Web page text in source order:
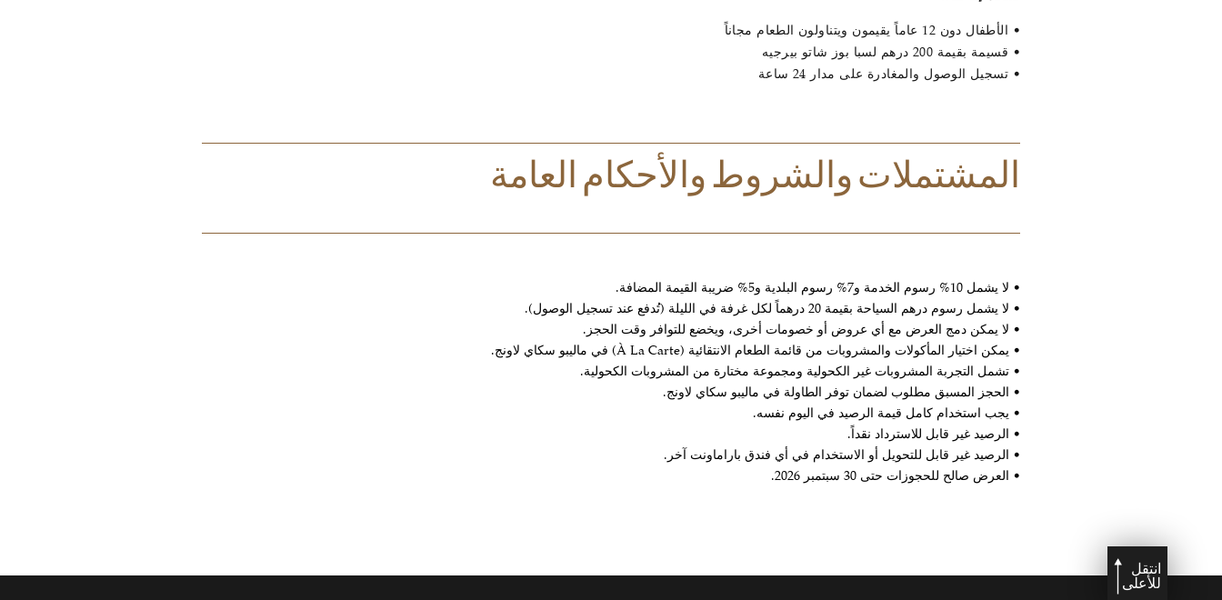
• الأطفال دون 12 عاماً يقيمون ويتناولون الطعام مجاناً
• قسيمة بقيمة 200 درهم لسبا بوز شاتو بيرجيه
• تسجيل الوصول والمغادرة على مدار 24 ساعة
المشتملات والشروط والأحكام العامة
• لا يشمل 10% رسوم الخدمة و7% رسوم البلدية و5% ضريبة القيمة المضافة.
• لا يشمل رسوم درهم السياحة بقيمة 20 درهماً لكل غرفة في الليلة (تُدفع عند تسجيل الوصول).
• لا يمكن دمج العرض مع أي عروض أو خصومات أخرى، ويخضع للتوافر وقت الحجز.
• يمكن اختيار المأكولات والمشروبات من قائمة الطعام الانتقائية (À La Carte) في ماليبو سكاي لاونج.
• تشمل التجربة المشروبات غير الكحولية ومجموعة مختارة من المشروبات الكحولية.
• الحجز المسبق مطلوب لضمان توفر الطاولة في ماليبو سكاي لاونج.
• يجب استخدام كامل قيمة الرصيد في اليوم نفسه.
• الرصيد غير قابل للاسترداد نقداً.
• الرصيد غير قابل للتحويل أو الاستخدام في أي فندق باراماونت آخر.
• العرض صالح للحجوزات حتى 30 سبتمبر 2026.
انتقل
للأعلى